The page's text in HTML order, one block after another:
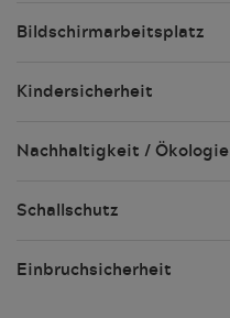
Bildschirmarbeitsplatz
Kindersicherheit
Nachhaltigkeit / Ökologie
Schallschutz
Einbruchsicherheit